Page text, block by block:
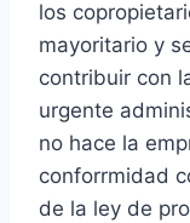
los
mayoritario y
contribuir con
urgente
no hace la
conforrmidad
de la ley de